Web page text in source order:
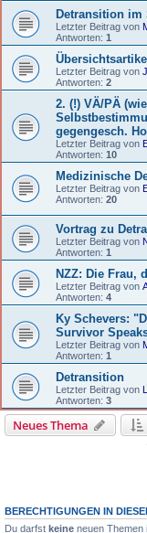
Detransition im
Letzter Beitrag von
Antworten: 1
Letzter Beitrag von
Antworten: 2
2. (!) VÄ/PÄ
gegengesch.
Letzter Beitrag von
Antworten: 10
Medizinische
Letzter Beitrag von
Antworten: 20
Vortrag zu
Letzter Beitrag von
Antworten: 1
NZZ: Die Frau,
Letzter Beitrag von
Antworten: 4
Ky Schevers:
Survivor
Letzter Beitrag von
Antworten: 1
Detransition
Letzter Beitrag von
Antworten: 3
Neues Thema
BERECHTIGUNGEN IN
Du darfst keine neuen Themen